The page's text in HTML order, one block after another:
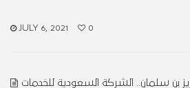
JULY 6, 2021 0
بن سلمان.. الشركة السعودية للخدمات